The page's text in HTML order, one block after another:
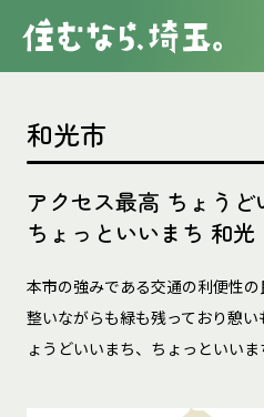
和光市
アクセス最高 ちょうど
ちょっといいまち 和光
本市の強みである交通の利便性
整いながらも緑も残っており憩
ょうどいいまち、ちょっといいま